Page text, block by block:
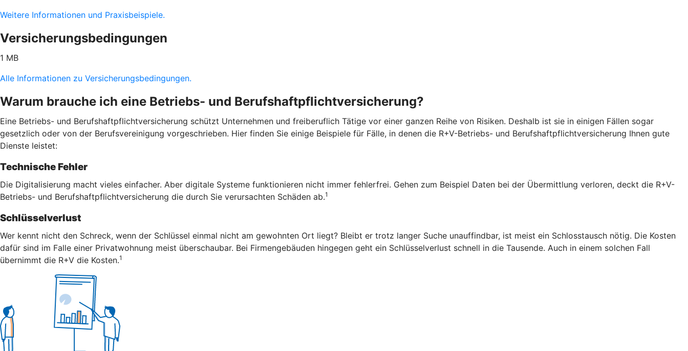
Weitere Informationen und Praxisbeispiele.
Versicherungsbedingungen
1 MB
Alle Informationen zu Versicherungsbedingungen.
Warum brauche ich eine Betriebs- und Berufshaftpflichtversicherung?
Eine Betriebs- und Berufshaftpflichtversicherung schützt Unternehmen und freiberuflich Tätige vor einer ganzen Reihe von Risiken. Deshalb ist sie in einigen Fällen sogar
gesetzlich oder von der Berufsvereinigung vorgeschrieben. Hier finden Sie einige Beispiele für Fälle, in denen die R+V-Betriebs- und Berufshaftpflichtversicherung Ihnen gute
Dienste leistet:
Technische Fehler
Die Digitalisierung macht vieles einfacher. Aber digitale Systeme funktionieren nicht immer fehlerfrei. Gehen zum Beispiel Daten bei der Übermittlung verloren, deckt die R+V-
Betriebs- und Berufshaftpflichtversicherung die durch Sie verursachten Schäden ab.1
Schlüsselverlust
Wer kennt nicht den Schreck, wenn der Schlüssel einmal nicht am gewohnten Ort liegt? Bleibt er trotz langer Suche unauffindbar, ist meist ein Schlosstausch nötig. Die Kosten
dafür sind im Falle einer Privatwohnung meist überschaubar. Bei Firmengebäuden hingegen geht ein Schlüsselverlust schnell in die Tausende. Auch in einem solchen Fall
übernimmt die R+V die Kosten.1